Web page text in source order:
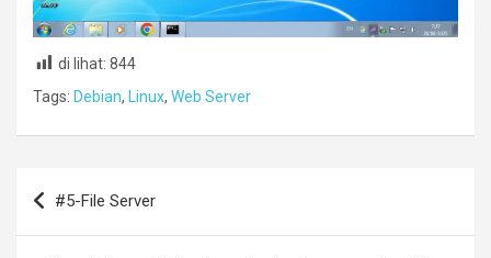
di lihat: 844
Tags: Debian, Linux, Web Server
Post
navigation
#5-File Server